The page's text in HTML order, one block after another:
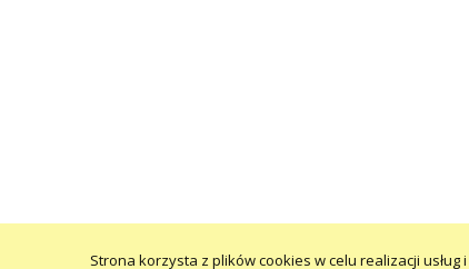
Strona korzysta z plików cookies w celu realizacji usług